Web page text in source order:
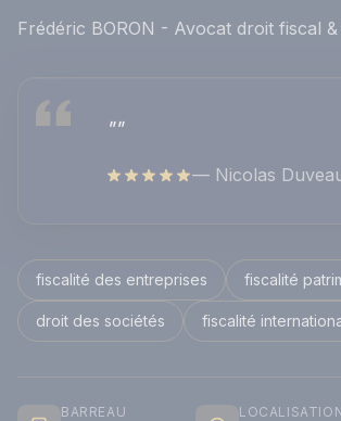
Frédéric BORON - Avocat droit fiscal
""
— Nicolas
fiscalité des entreprises fiscalité
droit des sociétés fiscalité
BARREAU